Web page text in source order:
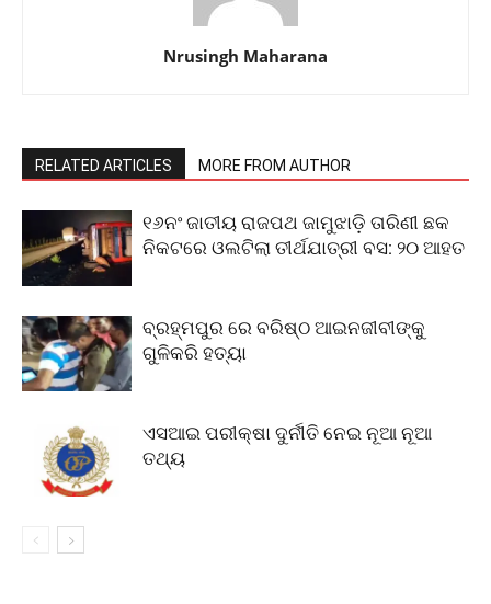
Nrusingh Maharana
RELATED ARTICLES MORE FROM AUTHOR
୧୬ନଂ ଜାତୀୟ ରାଜପଥ ଜାମୁଝାଡ଼ି ତାରିଣୀ ଛକ
ନିକଟରେ ଓଲଟିଲା ତୀର୍ଥଯାତ୍ରୀ ବସ: ୨୦ ଆହତ
ବ୍ରହ୍ମପୁର ରେ ବରିଷ୍ଠ ଆଇନଜୀବୀଙ୍କୁ
ଗୁଳିକରି ହତ୍ୟା
ଏସଆଇ ପରୀକ୍ଷା ଦୁର୍ନୀତି ନେଇ ନୂଆ ନୂଆ
ତଥ୍ୟ